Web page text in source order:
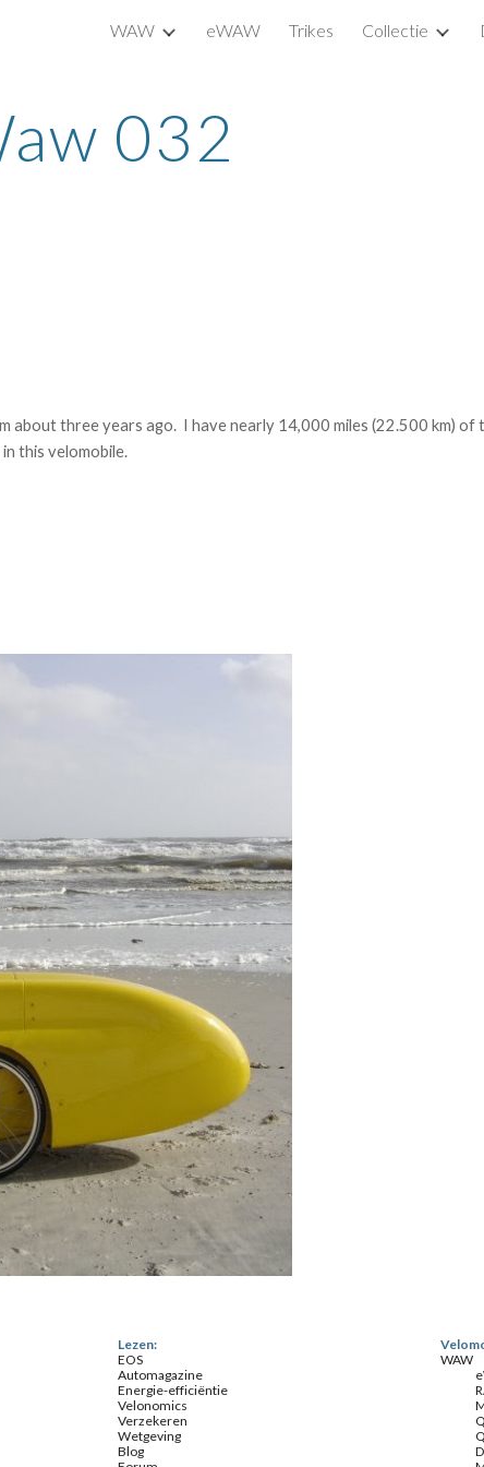
Skip to navigation
WAW eWAW Trikes Collectie
032
three years ago.  I have nearly 14,000 miles (22.500 km) of
this velomobile.
Lezen:
EOS
Automagazine
Energie-efficiëntie
Velonomics
Verzekeren
Wetgeving
Blog
WAW